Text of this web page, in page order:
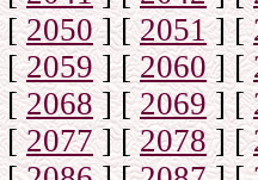
[2050] [2051] [
[2059 ] [2060] [
[2068] [2069] [
[2077] [2078] [